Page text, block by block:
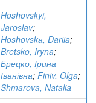
Hoshovskyi,
Jaroslav;
Hoshovskа, Dariia;
Bretsko, Iryna;
Брецко, Ірина
Іванівна; Finiv, Olga;
Shmarova, Natalia